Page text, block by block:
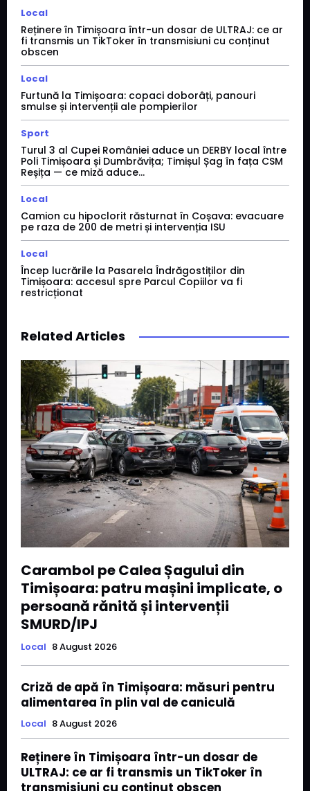
Local
Reținere în Timișoara într-un dosar de ULTRAJ: ce ar
fi transmis un TikToker în transmisiuni cu conținut
obscen
Local
Furtună la Timișoara: copaci doborâți, panouri
smulse și intervenții ale pompierilor
Sport
Turul 3 al Cupei României aduce un DERBY local între
Poli Timișoara și Dumbrăvița; Timișul Șag în fața CSM
Reșița — ce miză aduce...
Local
Camion cu hipoclorit răsturnat în Coșava: evacuare
pe raza de 200 de metri și intervenția ISU
Local
Încep lucrările la Pasarela Îndrăgostiților din
Timișoara: accesul spre Parcul Copiilor va fi
restricționat
Related Articles
Carambol pe Calea Șagului din
Timișoara: patru mașini implicate, o
persoană rănită și intervenții
SMURD/IPJ
Local 8 August 2026
Criză de apă în Timișoara: măsuri pentru
alimentarea în plin val de caniculă
Local 8 August 2026
Reținere în Timișoara într-un dosar de
ULTRAJ: ce ar fi transmis un TikToker în